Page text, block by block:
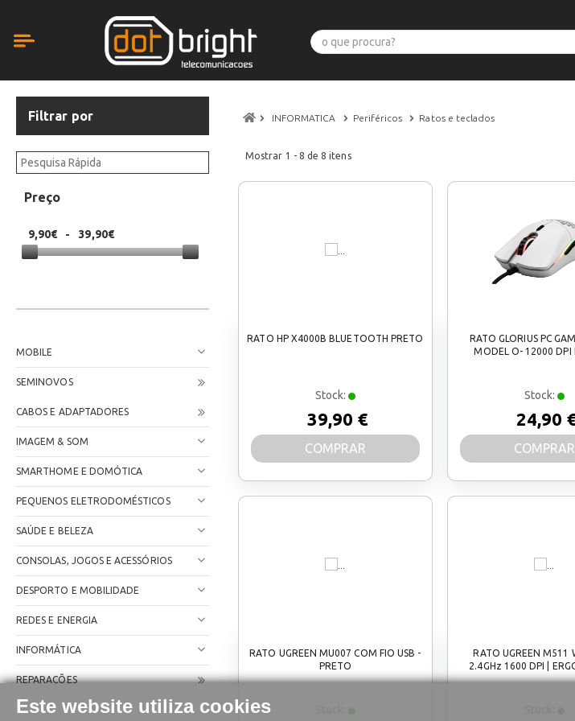
Este website utiliza cookies
Filtrar por
Preço
9,90€ - 39,90€
MOBILE
SEMINOVOS
CABOS E ADAPTADORES
IMAGEM & SOM
SMARTHOME E DOMÓTICA
PEQUENOS ELETRODOMÉSTICOS
SAÚDE E BELEZA
CONSOLAS, JOGOS E ACESSÓRIOS
DESPORTO E MOBILIDADE
REDES E ENERGIA
INFORMÁTICA
REPARAÇÕES
INFORMATICA Periféricos Ratos e teclados
Mostrar 1 - 8 de8 itens
RATO HP X4000B BLUETOOTH PRETO
Stock:
39,90 €
COMPRAR
RATO GLORIUS PC
MODEL O- 12000 DPI
Stock:
24,90
COMPRAR
RATO UGREEN MU007 COM FIO USB -
PRETO
Stock:
RATO UGREEN M511
2.4GHz 1600 DPI |
Stock: